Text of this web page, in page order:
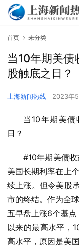
首页 未分类
当10年期美债
股触底之日？
上海新闻热线 2023年
当10年期美债
日？
#10年期美债
美国长期利率在上
续上涨。但令美股
市的终结。作为全
五早盘上涨6个基
以来的最高水平，
高水平，原因是美